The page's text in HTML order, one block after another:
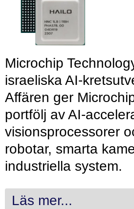
Microchip
israeliska AI-
Affären ger
portfölj av AI-
visionsprocessorer
robotar, smarta
industriella system.
Läs mer...